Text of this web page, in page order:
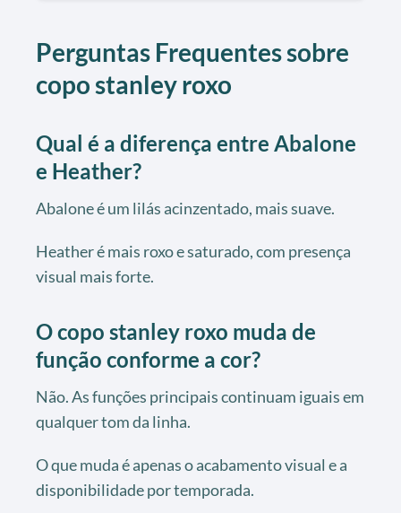
Perguntas Frequentes sobre
copo stanley roxo
Qual é a diferença entre Abalone
e Heather?
Abalone é um lilás acinzentado, mais suave.
Heather é mais roxo e saturado, com presença
visual mais forte.
O copo stanley roxo muda de
função conforme a cor?
Não. As funções principais continuam iguais em
qualquer tom da linha.
O que muda é apenas o acabamento visual e a
disponibilidade por temporada.